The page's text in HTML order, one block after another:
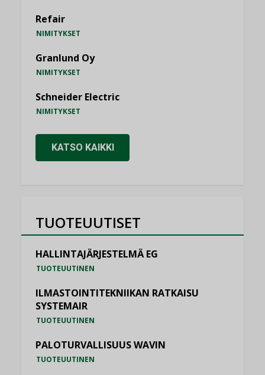
Refair
NIMITYKSET
Granlund Oy
NIMITYKSET
Schneider Electric
NIMITYKSET
KATSO KAIKKI
TUOTEUUTISET
HALLINTAJÄRJESTELMÄ EG
TUOTEUUTINEN
ILMASTOINTITEKNIIKAN RATKAISU
SYSTEMAIR
TUOTEUUTINEN
PALOTURVALLISUUS WAVIN
TUOTEUUTINEN